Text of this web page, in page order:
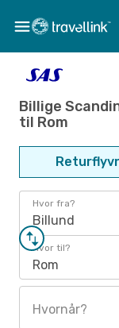
Billige
til Rom
Hvor fra?
Billund
Hvor til?
Rom
Hvornår?